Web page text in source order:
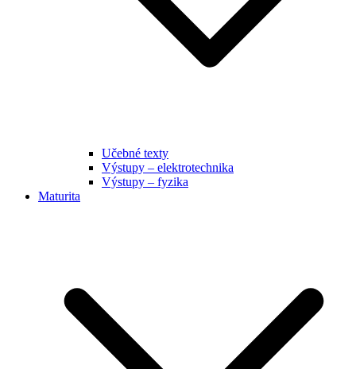
Učebné texty
Výstupy – elektrotechnika
Výstupy – fyzika
Maturita